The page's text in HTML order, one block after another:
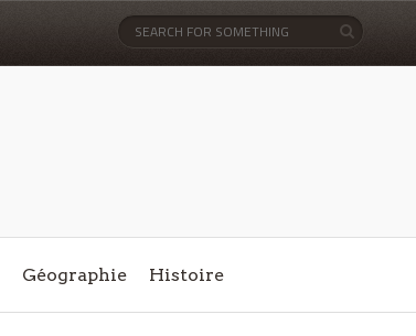
Géographie Histoire